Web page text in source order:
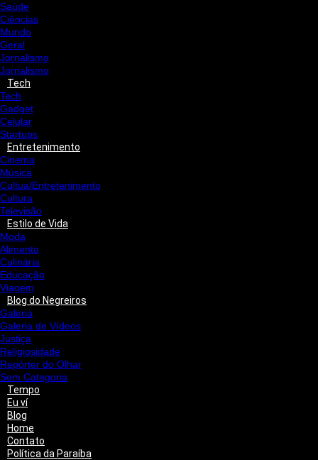
Saúde
Ciências
Mundo
Geral
Jornalismo
Jornalismo
Tech
Tech
Gadget
Celular
Startups
Entretenimento
Cinema
Música
Cultua/Entretenimento
Cultura
Televisão
Estilo de Vida
Moda
Alimento
Culinária
Educação
Viagem
Blog do Negreiros
Galeria
Galeria de Vídeos
Justiça
Religiosidade
Repórter do Olhar
Sem Categoria
Tempo
Eu ví
Blog
Home
Contato
Política da Paraíba